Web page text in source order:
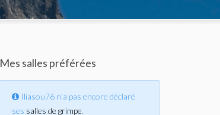
Mes salles préférées
Iliasou76 n'a pas encore déclaré
ses salles de grimpe.